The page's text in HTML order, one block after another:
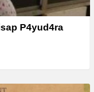
P4yud4ra